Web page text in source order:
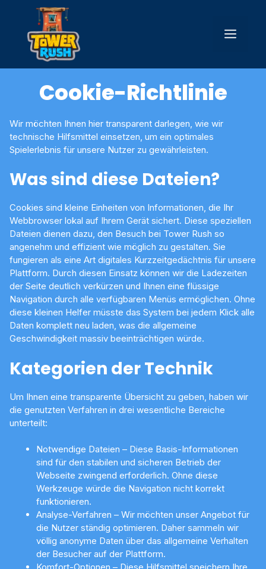
springen
Cookie-Richtlinie
Wir möchten Ihnen hier transparent darlegen, wie wir
technische Hilfsmittel einsetzen, um ein optimales
Spielerlebnis für unsere Nutzer zu gewährleisten.
Was sind diese Dateien?
Cookies sind kleine Einheiten von Informationen, die Ihr
Webbrowser lokal auf Ihrem Gerät sichert. Diese speziellen
Dateien dienen dazu, den Besuch bei Tower Rush so
angenehm und effizient wie möglich zu gestalten. Sie
fungieren als eine Art digitales Kurzzeitgedächtnis für unsere
Plattform. Durch diesen Einsatz können wir die Ladezeiten
der Seite deutlich verkürzen und Ihnen eine flüssige
Navigation durch alle verfügbaren Menüs ermöglichen. Ohne
diese kleinen Helfer müsste das System bei jedem Klick alle
Daten komplett neu laden, was die allgemeine
Geschwindigkeit massiv beeinträchtigen würde.
Kategorien der Technik
Um Ihnen eine transparente Übersicht zu geben, haben wir
die genutzten Verfahren in drei wesentliche Bereiche
unterteilt:
Notwendige Dateien – Diese Basis-Informationen
sind für den stabilen und sicheren Betrieb der
Webseite zwingend erforderlich. Ohne diese
Werkzeuge würde die Navigation nicht korrekt
funktionieren.
Analyse-Verfahren – Wir möchten unser Angebot für
die Nutzer ständig optimieren. Daher sammeln wir
völlig anonyme Daten über das allgemeine Verhalten
der Besucher auf der Plattform.